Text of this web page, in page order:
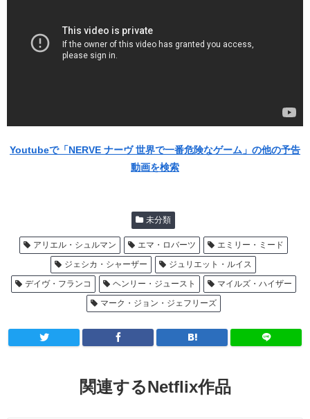
Youtubeで「NERVE ナーヴ 世界で一番危険なゲーム」の他の予告
動画を検索
未分類
アリエル・シュルマン エマ・ロバーツ
エミリー・ミード
ジェシカ・シャーザー
ジュリエット・ルイス
デイヴ・フランコ
ヘンリー・ジュースト
マイルズ・ハイザー
マーク・ジョン・ジェフリーズ
関連するNetflix作品